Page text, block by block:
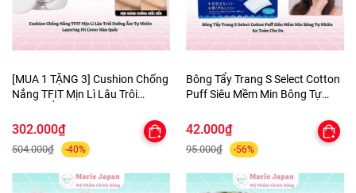
[MUA 1 TẶNG 3] Cushion Chống
Nắng TFIT Mịn Lì Lâu Trôi
Fit Cover Hàn Quốc
302.000₫
504.000₫ -40%
Bông Tẩy Trang S Select Cotton
Puff Siêu Mềm Min Bông Tự
42.000₫
95.000₫ -56%